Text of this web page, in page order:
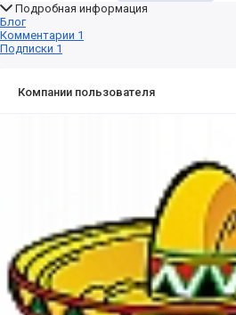
Подробная информация
Блог
Комментарии 1
Подписки 1
Компании пользователя